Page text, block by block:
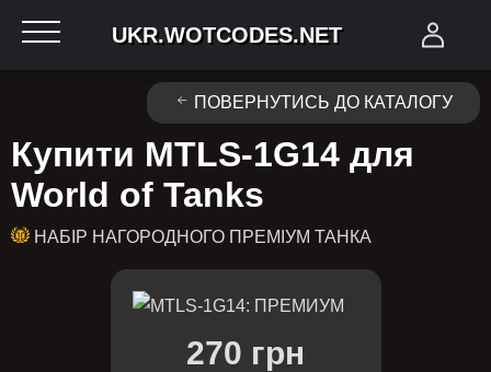
UKR.WOTCODES.NET
ПОВЕРНУТИСЬ ДО КАТАЛОГУ
Купити MTLS-1G14 для
World of Tanks
НАБІР НАГОРОДНОГО ПРЕМІУМ ТАНКА
270 грн